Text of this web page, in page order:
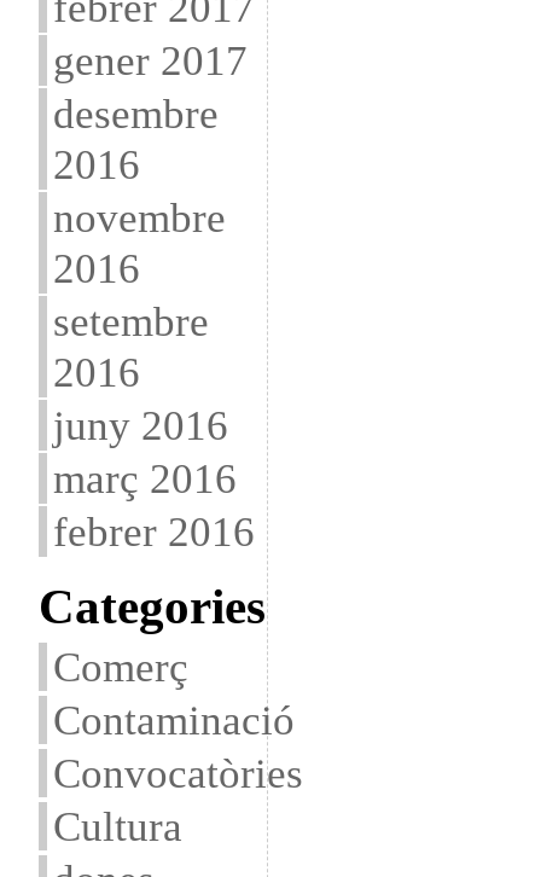
gener 2017
desembre
2016
novembre
2016
setembre
2016
juny 2016
març 2016
febrer 2016
Categories
Comerç
Contaminació
Convocatòries
Cultura